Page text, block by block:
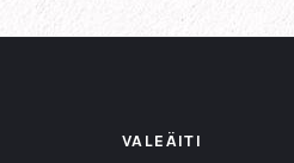
VALEÄITI